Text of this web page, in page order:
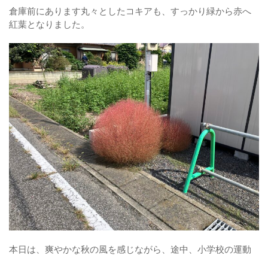
倉庫前にあります丸々としたコキアも、すっかり緑から赤へ
紅葉となりました。
本日は、爽やかな秋の風を感じながら、途中、小学校の運動